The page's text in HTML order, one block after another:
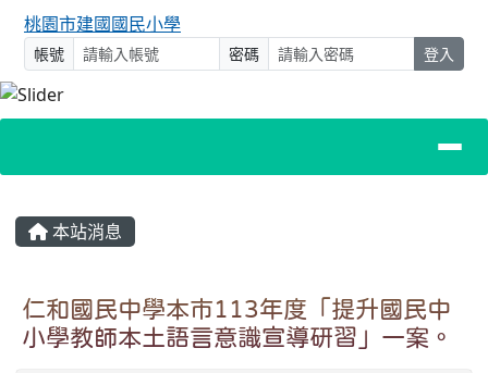
桃園市建國國民小學
帳號 密碼 登入
主內容區域
本站消息
仁和國民中學本市113年度「提升國民中
小學教師本土語言意識宣導研習」一案。